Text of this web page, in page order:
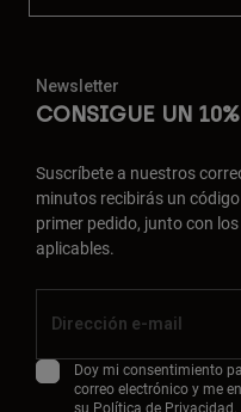
Newsletter
CONSIGUE UN
Suscríbete a nuestros
minutos recibirás un
primer pedido, junto con
aplicables.
Doy mi consentimiento
correo electrónico y me
su Política de Privacidad